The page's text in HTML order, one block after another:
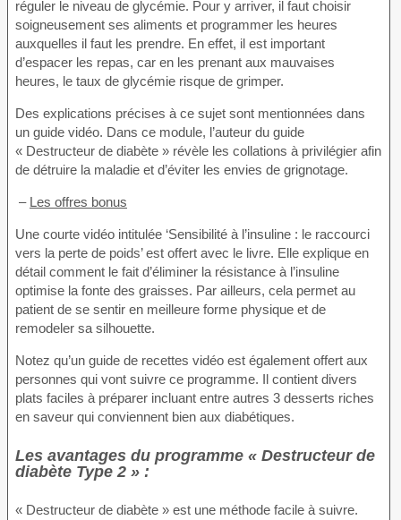
réguler le niveau de glycémie. Pour y arriver, il faut choisir
soigneusement ses aliments et programmer les heures
auxquelles il faut les prendre. En effet, il est important
d’espacer les repas, car en les prenant aux mauvaises
heures, le taux de glycémie risque de grimper.
Des explications précises à ce sujet sont mentionnées dans
un guide vidéo. Dans ce module, l’auteur du guide
« Destructeur de diabète » révèle les collations à privilégier afin
de détruire la maladie et d’éviter les envies de grignotage.
– Les offres bonus
Une courte vidéo intitulée ‘Sensibilité à l’insuline : le raccourci
vers la perte de poids’ est offert avec le livre. Elle explique en
détail comment le fait d’éliminer la résistance à l’insuline
optimise la fonte des graisses. Par ailleurs, cela permet au
patient de se sentir en meilleure forme physique et de
remodeler sa silhouette.
Notez qu’un guide de recettes vidéo est également offert aux
personnes qui vont suivre ce programme. Il contient divers
plats faciles à préparer incluant entre autres 3 desserts riches
en saveur qui conviennent bien aux diabétiques.
Les avantages du programme « Destructeur de
diabète Type 2 » :
« Destructeur de diabète » est une méthode facile à suivre.